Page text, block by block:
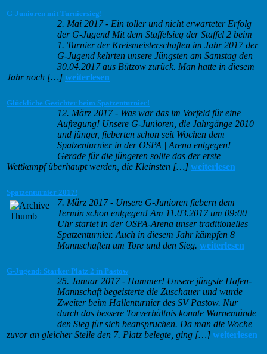
G-Junioren mit Turniersieg!
2. Mai 2017- Ein toller und nicht erwarteter Erfolg
der G-Jugend Mit dem Staffelsieg der Staffel 2 beim
1. Turnier der Kreismeisterschaften im Jahr 2017 der
G-Jugend kehrten unsere Jüngsten am Samstag den
30.04.2017 aus Bützow zurück. Man hatte in diesem
Jahr noch […] weiterlesen
Glückliche Gesichter beim Spatzenturnier!
12. März 2017- Was war das im Vorfeld für eine
Aufregung! Unsere G-Junioren, die Jahrgänge 2010
und jünger, fieberten schon seit Wochen dem
Spatzenturnier in der OSPA | Arena entgegen!
Gerade für die jüngeren sollte das der erste
Wettkampf überhaupt werden, die Kleinsten […] weiterlesen
Spatzenturnier 2017!
7. März 2017- Unsere G-Junioren fiebern dem
Termin schon entgegen! Am 11.03.2017 um 09:00
Uhr startet in der OSPA-Arena unser traditionelles
Spatzenturnier. Auch in diesem Jahr kämpfen 8
Mannschaften um Tore und den Sieg. weiterlesen
G-Jugend: Starker Platz 2 in Pastow
25. Januar 2017- Hammer! Unsere jüngste Hafen-
Mannschaft begeisterte die Zuschauer und wurde
Zweiter beim Hallenturnier des SV Pastow. Nur
durch das bessere Torverhältnis konnte Warnemünde
den Sieg für sich beanspruchen. Da man die Woche
zuvor an gleicher Stelle den 7. Platz belegte, ging […] weiterlesen